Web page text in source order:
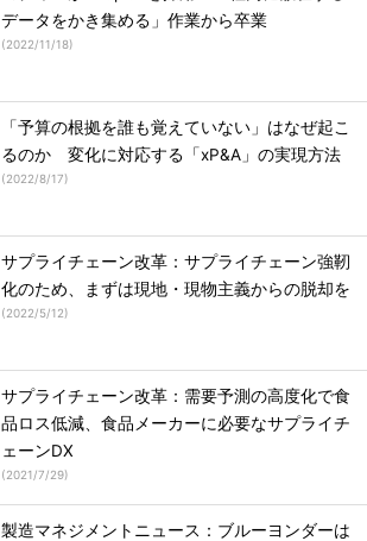
データをかき集める」作業から卒業
(2022/11/18)
「予算の根拠を誰も覚えていない」はなぜ起こ
るのか 変化に対応する「xP&A」の実現方法
(2022/8/17)
サプライチェーン改革：サプライチェーン強靭
化のため、まずは現地・現物主義からの脱却を
(2022/5/12)
サプライチェーン改革：需要予測の高度化で食
品ロス低減、食品メーカーに必要なサプライチ
ェーンDX
(2021/7/29)
製造マネジメントニュース：ブルーヨンダーは